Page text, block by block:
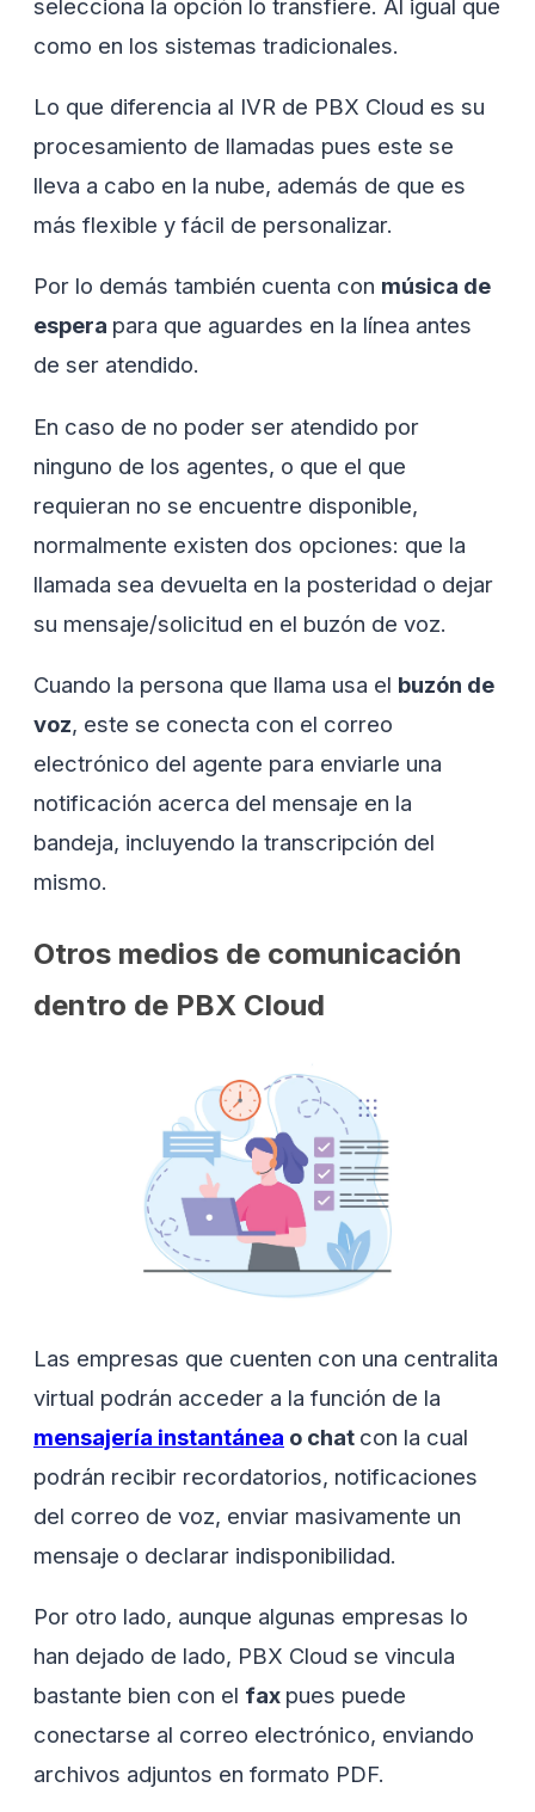
selecciona la opción lo transfiere. Al igual que
como en los sistemas tradicionales.
Lo que diferencia al IVR de PBX Cloud es su
procesamiento de llamadas pues este se
lleva a cabo en la nube, además de que es
más flexible y fácil de personalizar.
Por lo demás también cuenta con música de
espera para que aguardes en la línea antes
de ser atendido.
En caso de no poder ser atendido por
ninguno de los agentes, o que el que
requieran no se encuentre disponible,
normalmente existen dos opciones: que la
llamada sea devuelta en la posteridad o dejar
su mensaje/solicitud en el buzón de voz.
Cuando la persona que llama usa el buzón de
voz, este se conecta con el correo
electrónico del agente para enviarle una
notificación acerca del mensaje en la
bandeja, incluyendo la transcripción del
mismo.
Otros medios de comunicación
dentro de PBX Cloud
Las empresas que cuenten con una centralita
virtual podrán acceder a la función de la
mensajería instantánea o chat con la cual
podrán recibir recordatorios, notificaciones
del correo de voz, enviar masivamente un
mensaje o declarar indisponibilidad.
Por otro lado, aunque algunas empresas lo
han dejado de lado, PBX Cloud se vincula
bastante bien con el fax pues puede
conectarse al correo electrónico, enviando
archivos adjuntos en formato PDF.